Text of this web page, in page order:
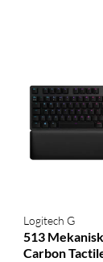
Logitech G
513
Carbon